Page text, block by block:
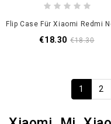
€18.30 €18.30
1 2